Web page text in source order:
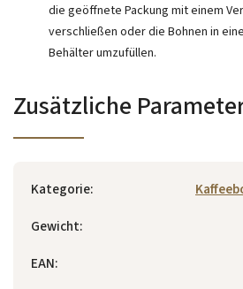
die geöffnete Packung mit einem
verschließen oder die Bohnen in
Behälter umzufüllen.
Zusätzliche
Kategorie:
Gewicht:
EAN: